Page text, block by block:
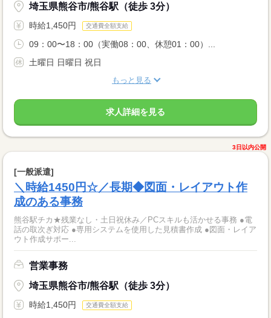
埼玉県熊谷市/熊谷駅（徒歩 3分）
時給1,450円 交通費全額支給
09：00〜18：00（実働08：00、休憩01：00）...
土曜日 日曜日 祝日
もっと見る
求人詳細を見る
3日以内公開
[一般派遣]
＼時給1450円☆／長期◆図面・レイアウト作
成のある事務
熊谷駅チカ★残業なし・土日祝休み／PCスキルも活かせる事務 ●電
話の取次ぎ対応 ●専用システムを使用した見積書作成 ●図面・レイア
ウト作成サポー...
営業事務
埼玉県熊谷市/熊谷駅（徒歩 3分）
時給1,450円 交通費全額支給